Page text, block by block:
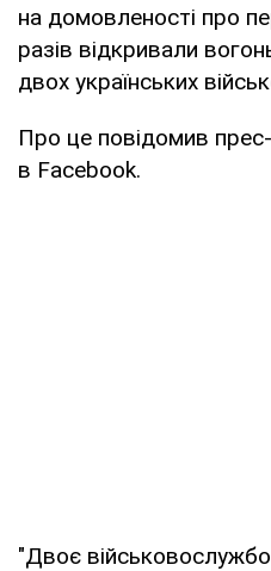
на домовленості про
разів відкривали
двох українських
Про це повідомив
в Facebook.
"Двоє